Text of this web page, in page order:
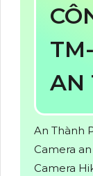
AN
An Thành
Camera
Camera